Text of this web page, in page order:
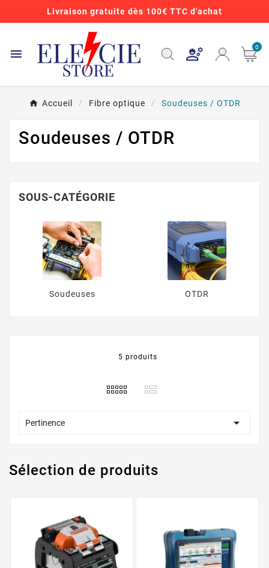
Livraison gratuite dès 100€ TTC d'achat
 0
Accueil Fibre optique Soudeuses / OTDR
Soudeuses / OTDR
SOUS-CATÉGORIE
Soudeuses OTDR
5 produits
Pertinence 
Sélection de produits